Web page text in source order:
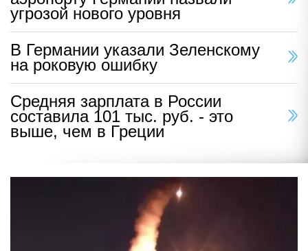
угрозой нового уровня
В Германии указали Зеленскому
на роковую ошибку
Средняя зарплата в России
составила 101 тыс. руб. - это
выше, чем в Греции